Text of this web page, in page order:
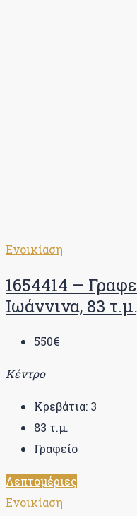
Ενοικίαση
1654414 –
Ιωάννινα, 83
550€
Κέντρο
Κρεβάτια: 3
83 τ.μ.
Γραφείο
Λεπτομέριες
Ενοικίαση